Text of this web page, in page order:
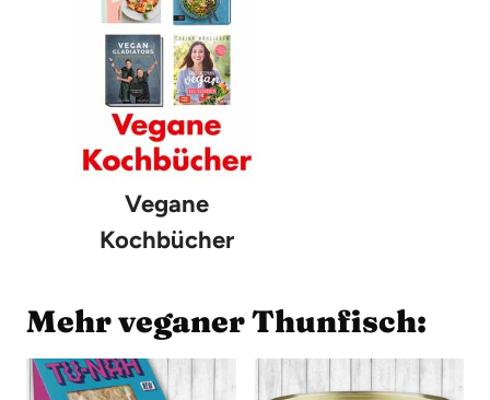
Vegane
Kochbücher
Mehr veganer Thunfisch: